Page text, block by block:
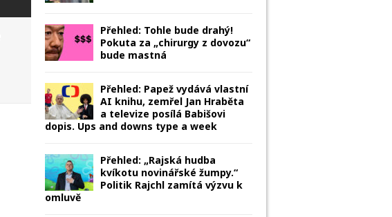
Přehled: Tohle bude drahý!
Pokuta za „chirurgy z dovozu“
bude mastná
Přehled: Papež vydává vlastní
AI knihu, zemřel Jan Hraběta
a televize posílá Babišovi
dopis. Ups and downs type a week
Přehled: „Rajská hudba
kvíkotu novinářské žumpy.“
Politik Rajchl zamítá výzvu k
omluvě